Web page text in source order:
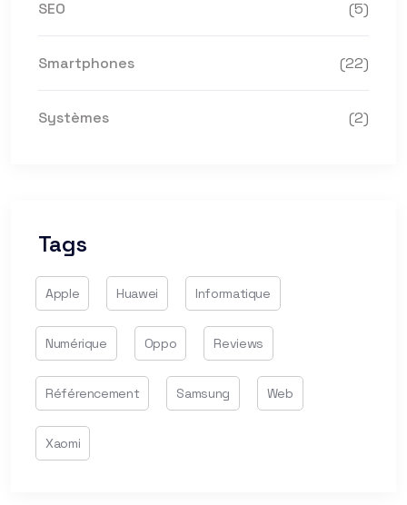
SEO (5)
Smartphones (22)
Systèmes (2)
Tags
Apple Huawei Informatique
Numérique Oppo Reviews
Référencement Samsung Web
Xaomi